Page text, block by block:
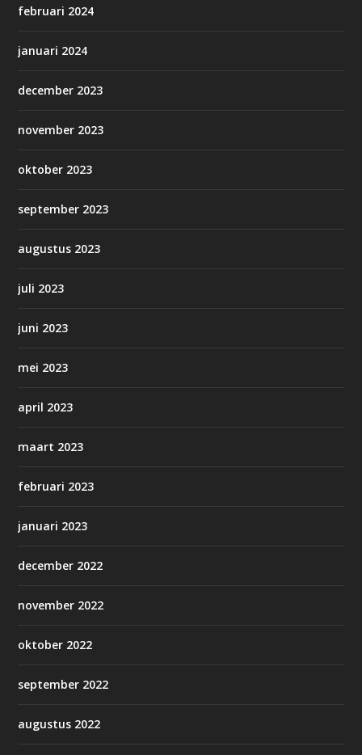
februari 2024
januari 2024
december 2023
november 2023
oktober 2023
september 2023
augustus 2023
juli 2023
juni 2023
mei 2023
april 2023
maart 2023
februari 2023
januari 2023
december 2022
november 2022
oktober 2022
september 2022
augustus 2022